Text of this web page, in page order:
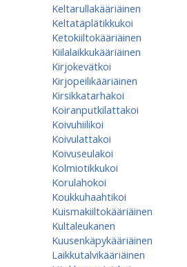
Keltarullakääriäinen
Keltatäplätikkukoi
Ketokiiltokääriäinen
Kiilalaikkukääriäinen
Kirjokevätkoi
Kirjopeilikääriäinen
Kirsikkatarhakoi
Koiranputkilattakoi
Koivuhiilikoi
Koivulattakoi
Koivuseulakoi
Kolmiotikkukoi
Korulahokoi
Koukkuhaahtikoi
Kuismakiiltokääriäinen
Kultaleukanen
Kuusenkäpykääriäinen
Laikkutalvikääriäinen